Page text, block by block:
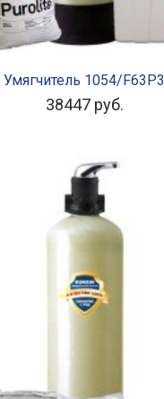
Умягчитель 1054/F63P3
38447 руб.